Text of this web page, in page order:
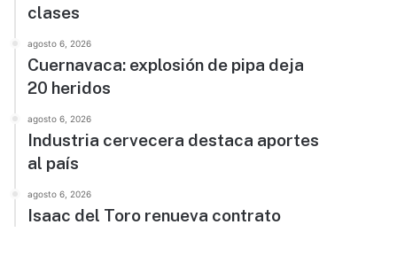
clases
agosto 6, 2026
Cuernavaca: explosión de pipa deja
20 heridos
agosto 6, 2026
Industria cervecera destaca aportes
al país
agosto 6, 2026
Isaac del Toro renueva contrato